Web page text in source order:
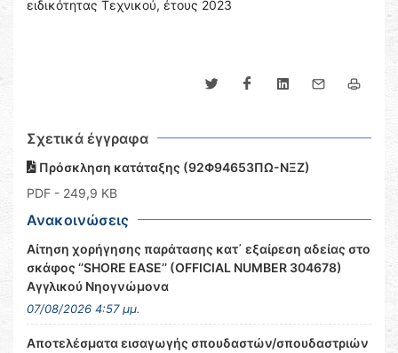
ειδικότητας Τεχνικού, έτους 2023
Σχετικά έγγραφα
Πρόσκληση κατάταξης (92Φ94653ΠΩ-ΝΞΖ)
PDF - 249,9 KB
Ανακοινώσεις
Αίτηση χορήγησης παράτασης κατ΄ εξαίρεση αδείας στο
σκάφος ‘’SHORE EASE’’ (OFFICIAL NUMBER 304678)
Αγγλικού Νηογνώμονα
07/08/2026 4:57 μμ.
Αποτελέσματα εισαγωγής σπουδαστών/σπουδαστριών